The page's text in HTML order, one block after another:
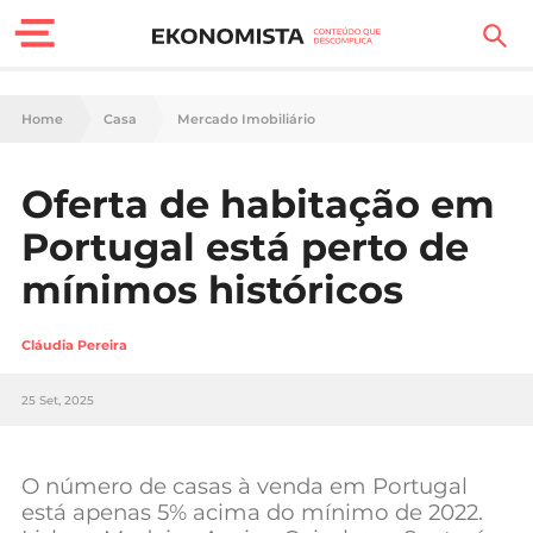
Finanças Pessoais
Carreira
Casa
Lifestyle
Sociedade
Negócios
Home Casa Mercado Imobiliário
Oferta de habitação em
Portugal está perto de
mínimos históricos
Cláudia Pereira
25 Set, 2025
O número de casas à venda em Portugal
está apenas 5% acima do mínimo de 2022.